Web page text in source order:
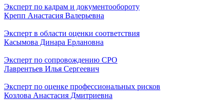
Эксперт по кадрам и документообороту
Крепп Анастасия Валерьевна
Эксперт в области оценки соответствия
Касымова Динара Ерлановна
Эксперт по сопровождению СРО
Лаврентьев Илья Сергеевич
Эксперт по оценке профессиональных рисков
Козлова Анастасия Дмитриевна